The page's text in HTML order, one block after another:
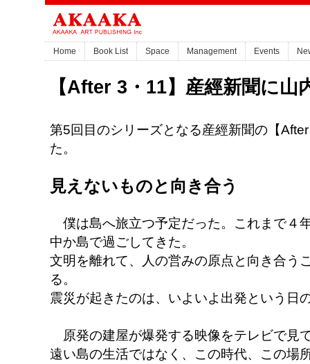
Home Book List Space Management Events
【After 3・11】産經新聞に山
第5回目のシリーズとなる産經新聞の【
た。
見えないものと向き合う
僕は島へ旅立つ予定だった。これまで４
中か島で過ごしてきた。
文明を離れて、人の営みの原点と向き合う
る。
震災が起きたのは、いよいよ出発という日
原発の建屋が爆発する映像をテレビで見
遠い島の生活ではなく、この時代、この場